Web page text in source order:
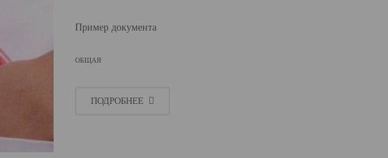
Пример документа
ОБЩАЯ
ПОДРОБНЕЕ